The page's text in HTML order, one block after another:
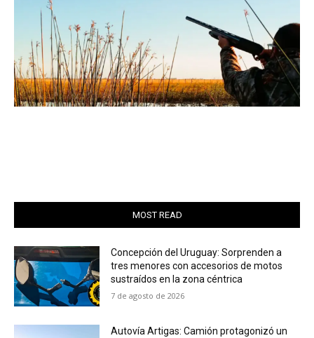
MOST READ
Concepción del Uruguay: Sorprenden a
tres menores con accesorios de motos
sustraídos en la zona céntrica
7 de agosto de 2026
Autovía Artigas: Camión protagonizó un